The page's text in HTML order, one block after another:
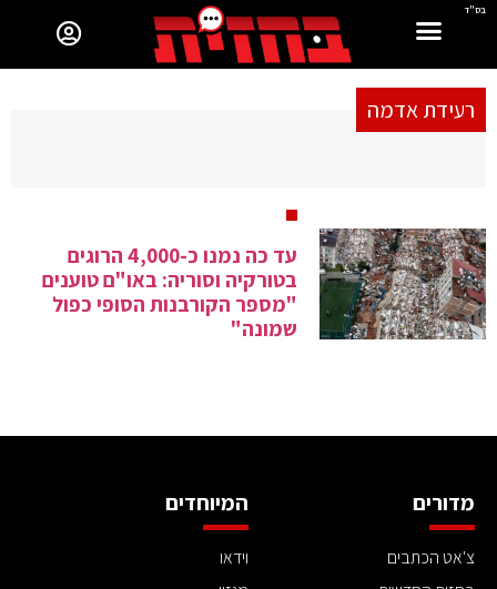
בס"ד
רעידת אדמה
עד כה נמנו כ-4,000 הרוגים
בטורקיה וסוריה: באו"ם טוענים
"מספר הקורבנות הסופי כפול
שמונה"
מדורים
צ'אט הכתבים
המיוחדים
וידאו